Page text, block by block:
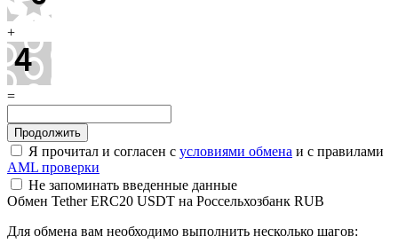
+
=
Я прочитал и согласен с условиями обмена и с правилами
AML проверки
Не запоминать введенные данные
Обмен Tether ERC20 USDT на Россельхозбанк RUB
Для обмена вам необходимо выполнить несколько шагов: